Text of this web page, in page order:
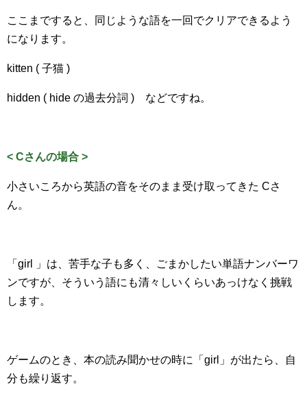
ここまですると、同じような語を一回でクリアできるよう
になります。
kitten ( 子猫 )
hidden ( hide の過去分詞 ) などですね。
< Cさんの場合 >
小さいころから英語の音をそのまま受け取ってきた Cさ
ん。
「girl 」は、苦手な子も多く、ごまかしたい単語ナンバーワ
ンですが、そういう語にも清々しいくらいあっけなく挑戦
します。
ゲームのとき、本の読み聞かせの時に「girl」が出たら、自
分も繰り返す。